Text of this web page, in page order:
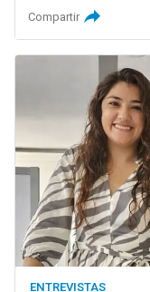
Compartir
ENTREVISTAS